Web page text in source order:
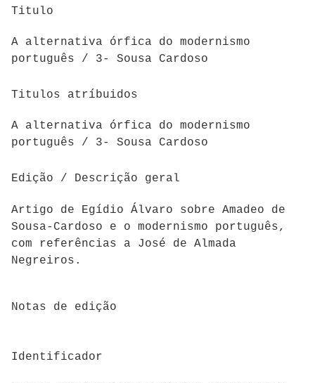
Titulo
A alternativa órfica do modernismo
português / 3- Sousa Cardoso
Titulos atríbuidos
A alternativa órfica do modernismo
português / 3- Sousa Cardoso
Edição / Descrição geral
Artigo de Egídio Álvaro sobre Amadeo de
Sousa-Cardoso e o modernismo português,
com referências a José de Almada
Negreiros.
Notas de edição
Identificador